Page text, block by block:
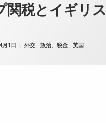
関税とイギリ
月1日 カテゴリー:
外交、 政治、 税金、 英国